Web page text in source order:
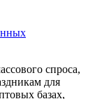
спроса,
для
базах,